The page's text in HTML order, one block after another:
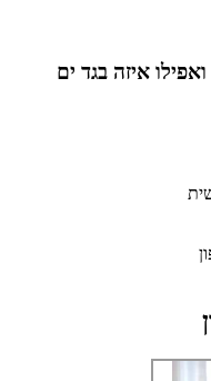
איזה בגד ים